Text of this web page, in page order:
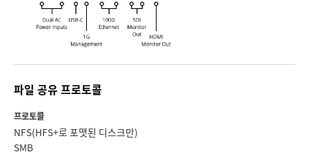
파일 공유 프로토콜
프로토콜
NFS(HFS+로 포맷된 디스크만)
SMB